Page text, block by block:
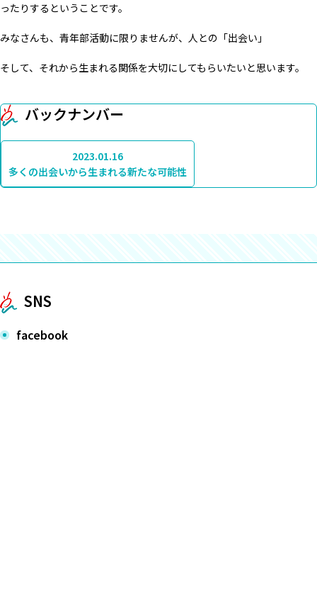
ったりするということです。
みなさんも、青年部活動に限りませんが、人との「出会い」
そして、それから生まれる関係を大切にしてもらいたいと思います。
バックナンバー
2023.01.16
多くの出会いから生まれる新たな可能性
SNS
facebook